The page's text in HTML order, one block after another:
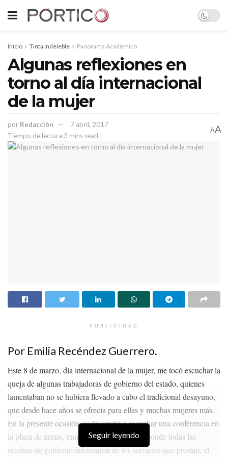
Inicio Tinta Indeleble Panorama Académico
Algunas reflexiones en
torno al día internacional
de la mujer
por Redacción
7 abril, 2017
Tiempo de lectura:3 mins read
AA
PUBLICIDAD
Por Emilia Recéndez Guerrero.
Este 8 de marzo, día internacional de la mujer, me tocó escuchar la
queja de algunas trabajadoras de gobierno del estado, quienes
lamentaban no se hubiera llevado a cabo el tradicional desayuno,
que desde hace años se ofrecía para ellas y muchas mujeres más.
En la presente ocasión, se les invitó a escuchar una conferencia en
la plaza de armas, enmarcado en un evento donde todas las
oficinas de gobierno informaron de los servicios que prestan, el
Seguir leyendo